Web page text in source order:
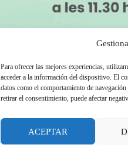
Para ofrecer las mejores experiencias,
acceder a la información del dispositivo. El
datos como el comportamiento de
retirar el consentimiento, puede afectar
ACEPTAR